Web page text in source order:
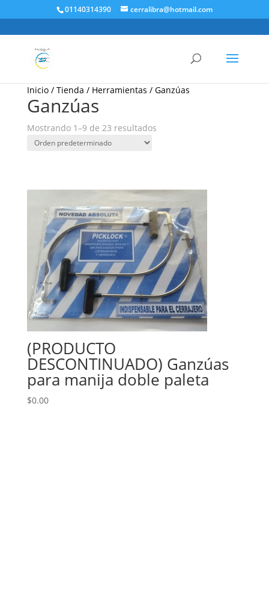
01140314390 cerralibra@hotmail.com
Inicio/ Tienda / Herramientas / Ganzúas
Ganzúas
Mostrando 1–9 de 23 resultados
(PRODUCTO
DESCONTINUADO) Ganzúas
para manija doble paleta
$0.00